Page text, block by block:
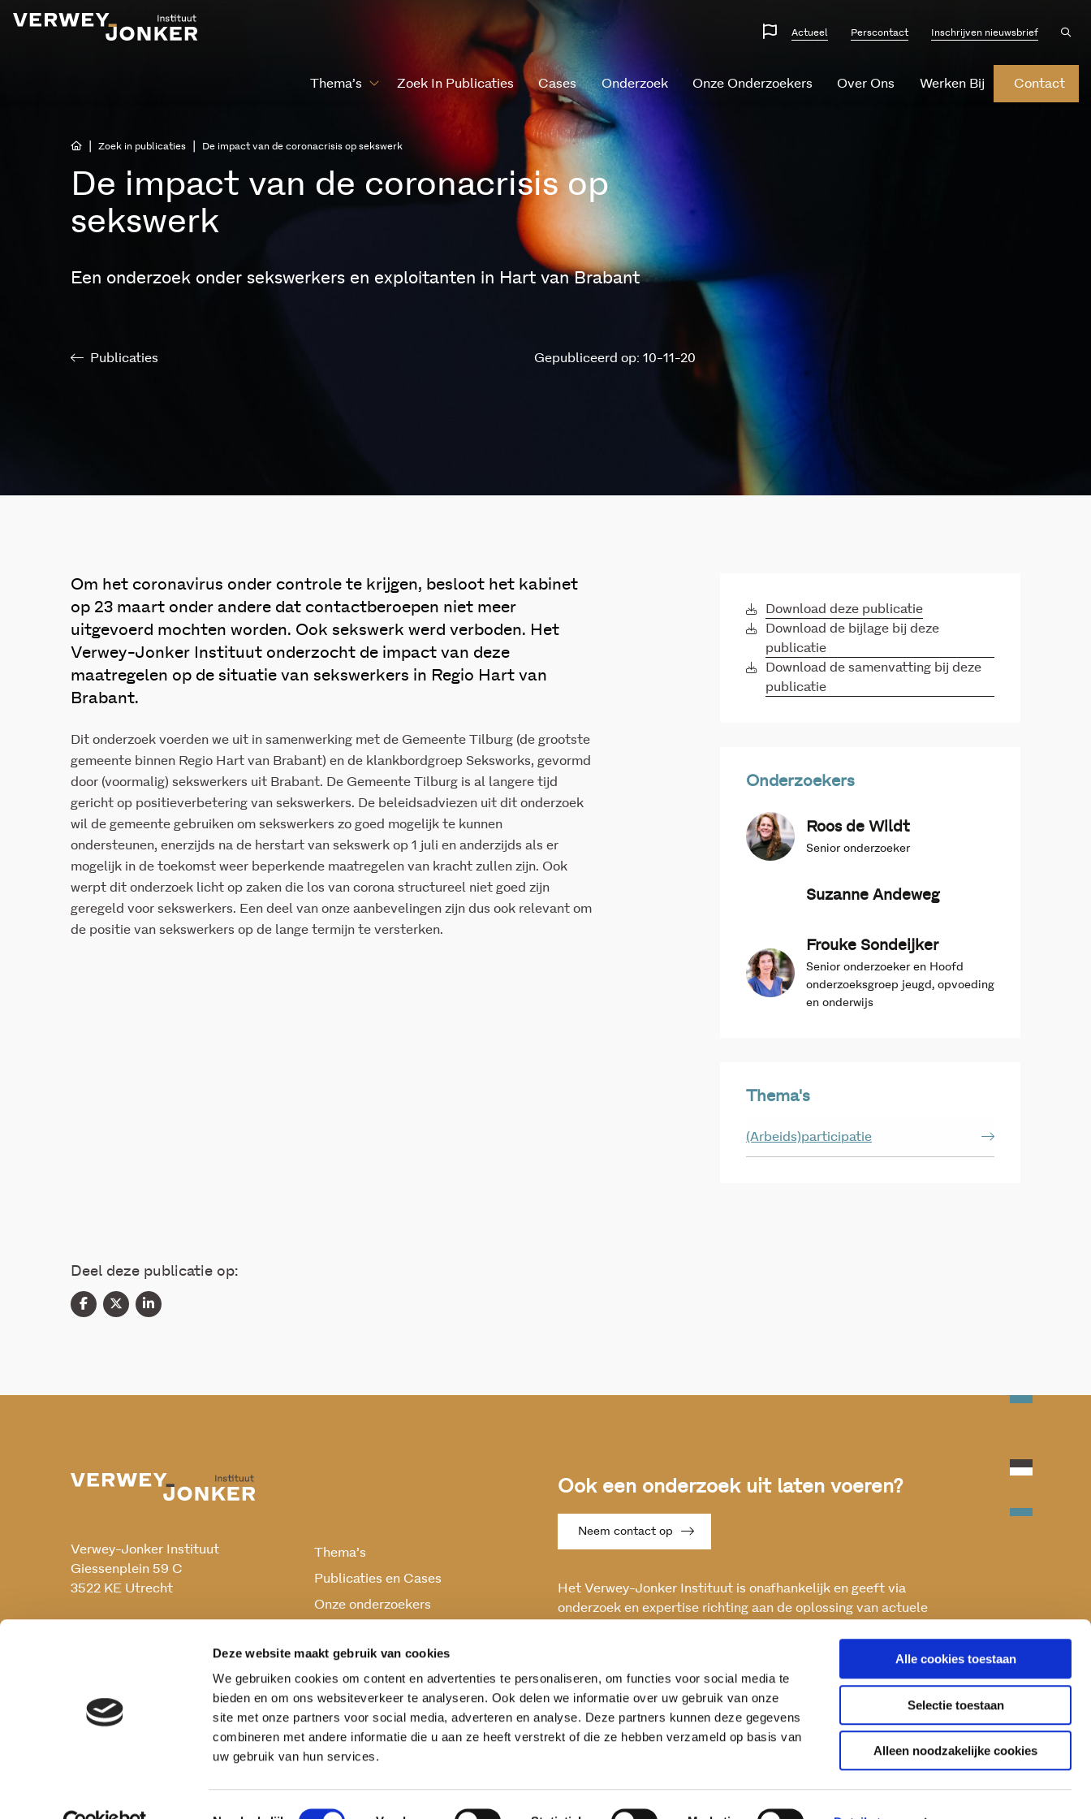
Deze website maakt gebruik van cookies
We gebruiken cookies om content en advertenties te personaliseren, om functies voor social media te
bieden en om ons websiteverkeer te analyseren. Ook delen we informatie over uw gebruik van onze
site met onze partners voor social media, adverteren en analyse. Deze partners kunnen deze gegevens
combineren met andere informatie die u aan ze heeft verstrekt of die ze hebben verzameld op basis van
uw gebruik van hun services.
Toestemmingsselectie
Alle cookies toestaan
Selectie toestaan
Alleen noodzakelijke cookies
Website
Actueel Perscontact Inschrijven nieuwsbrief
Thema’s Zoek In Publicaties Cases Onderzoek Onze Onderzoekers Over Ons Werken Bij Contact
Zoek in publicaties De impact van de coronacrisis op sekswerk
De impact van de coronacrisis op
sekswerk
Een onderzoek onder sekswerkers en exploitanten in Hart van Brabant
Publicaties Gepubliceerd op: 10-11-20
Om het coronavirus onder controle te krijgen, besloot het kabinet
op 23 maart onder andere dat contactberoepen niet meer
uitgevoerd mochten worden. Ook sekswerk werd verboden. Het
Verwey-Jonker Instituut onderzocht de impact van deze
maatregelen op de situatie van sekswerkers in Regio Hart van
Brabant.
Dit onderzoek voerden we uit in samenwerking met de Gemeente Tilburg (de grootste
gemeente binnen Regio Hart van Brabant) en de klankbordgroep Seksworks, gevormd
door (voormalig) sekswerkers uit Brabant. De Gemeente Tilburg is al langere tijd
gericht op positieverbetering van sekswerkers. De beleidsadviezen uit dit onderzoek
wil de gemeente gebruiken om sekswerkers zo goed mogelijk te kunnen
ondersteunen, enerzijds na de herstart van sekswerk op 1 juli en anderzijds als er
mogelijk in de toekomst weer beperkende maatregelen van kracht zullen zijn. Ook
werpt dit onderzoek licht op zaken die los van corona structureel niet goed zijn
geregeld voor sekswerkers. Een deel van onze aanbevelingen zijn dus ook relevant om
de positie van sekswerkers op de lange termijn te versterken.
Download deze publicatie
Download de bijlage bij deze
publicatie
Download de samenvatting bij deze
publicatie
Onderzoekers
Roos de Wildt
Senior onderzoeker
Suzanne Andeweg
Frouke Sondeijker
Senior onderzoeker en Hoofd
onderzoeksgroep jeugd, opvoeding
en onderwijs
Thema's
(Arbeids)participatie
Deel deze publicatie op:
Verwey-Jonker Instituut
Giessenplein 59 C
3522 KE Utrecht
Thema’s
Publicaties en Cases
Onze onderzoekers
Ook een onderzoek uit laten voeren?
Neem contact op
Het Verwey-Jonker Instituut is onafhankelijk en geeft via
onderzoek en expertise richting aan de oplossing van actuele